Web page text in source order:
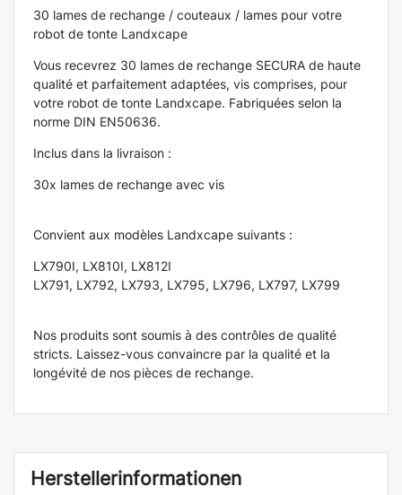
30 lames de rechange / couteaux / lames pour votre
robot de tonte Landxcape
Vous recevrez 30 lames de rechange SECURA de haute
qualité et parfaitement adaptées, vis comprises, pour
votre robot de tonte Landxcape. Fabriquées selon la
norme DIN EN50636.
Inclus dans la livraison :
30x lames de rechange avec vis
Convient aux modèles Landxcape suivants :
LX790I, LX810I, LX812I
LX791, LX792, LX793, LX795, LX796, LX797, LX799
Nos produits sont soumis à des contrôles de qualité
stricts. Laissez-vous convaincre par la qualité et la
longévité de nos pièces de rechange.
Herstellerinformationen